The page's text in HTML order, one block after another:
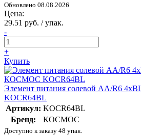
Обновлено 08.08.2026
Цена:
29.51 руб. / упак.
-
+
Купить
Элемент питания солевой AA/R6
KOCR64BL
Артикул: KOCR64BL
Бренд:
КОСМОС
Доступно к заказу 48 упак.